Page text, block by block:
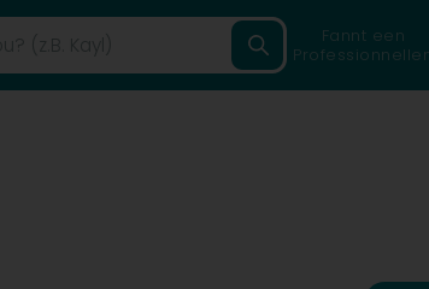
Fannt een